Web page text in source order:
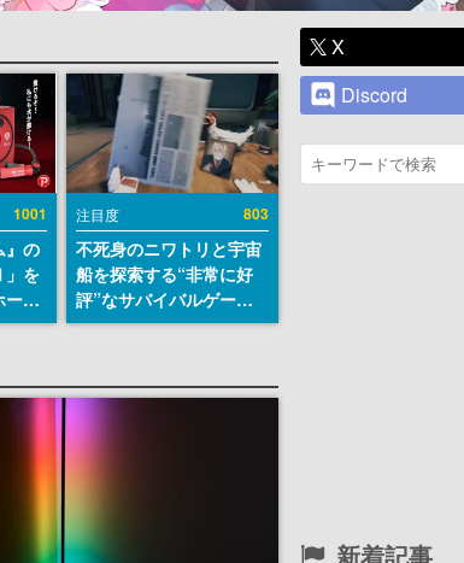
1001
』の
」を
ース
本体
号な
注目度 803
不死身のニワトリと宇宙
船を探索する“非常に好
評”なサバイバルゲーム
『Breathedge』が無料
X
Discord
新着記事